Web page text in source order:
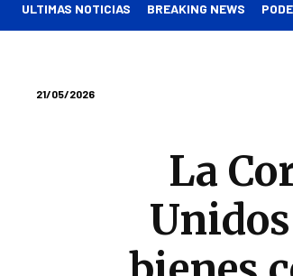
ULTIMAS NOTICIAS BREAKING NEWS
21/05/2026
La